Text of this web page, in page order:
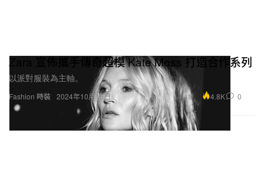
Fashion 時裝
Zara 宣佈攜手傳奇超模 Kate Moss 打造合作系列
以派對服裝為主軸。
2024年10月15日 4.8K 0